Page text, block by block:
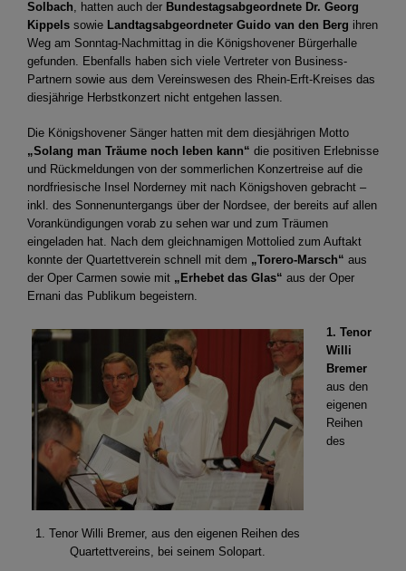
Solbach , hatten auch der Bundestagsabgeordnete Dr. Georg
Kippels sowie Landtagsabgeordneter Guido van den Berg ihren
Weg am Sonntag-Nachmittag in die Königshovener Bürgerhalle
gefunden. Ebenfalls haben sich viele Vertreter von Business-
Partnern sowie aus dem Vereinswesen des Rhein-Erft-Kreises das
diesjährige Herbstkonzert nicht entgehen lassen.
Die Königshovener Sänger hatten mit dem diesjährigen Motto
„Solang man Träume noch leben kann“ die positiven Erlebnisse
und Rückmeldungen von der sommerlichen Konzertreise auf die
nordfriesische Insel Norderney mit nach Königshoven gebracht –
inkl. des Sonnenuntergangs über der Nordsee, der bereits auf allen
Vorankündigungen vorab zu sehen war und zum Träumen
eingeladen hat. Nach dem gleichnamigen Mottolied zum Auftakt
konnte der Quartettverein schnell mit dem „Torero-Marsch“ aus
der Oper Carmen sowie mit „Erhebet das Glas“ aus der Oper
Ernani das Publikum begeistern.
1. Tenor Willi Bremer, aus den eigenen Reihen des
Quartettvereins, bei seinem Solopart.
1. Tenor
Willi
Bremer
aus den
eigenen
Reihen
des